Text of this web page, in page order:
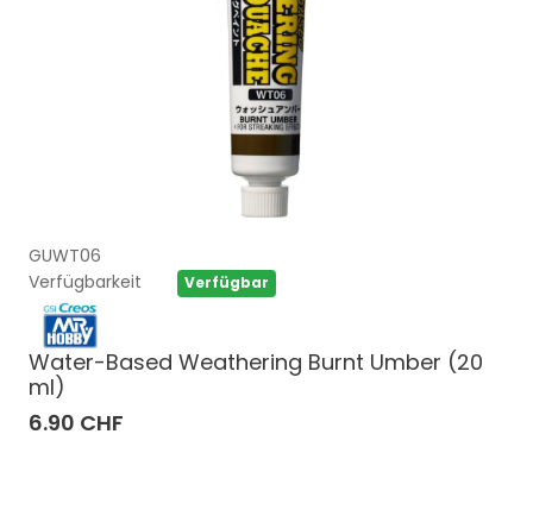
GUWT06
Verfügbarkeit
Verfügbar
Water-Based Weathering Burnt Umber (20
ml)
6.90 CHF